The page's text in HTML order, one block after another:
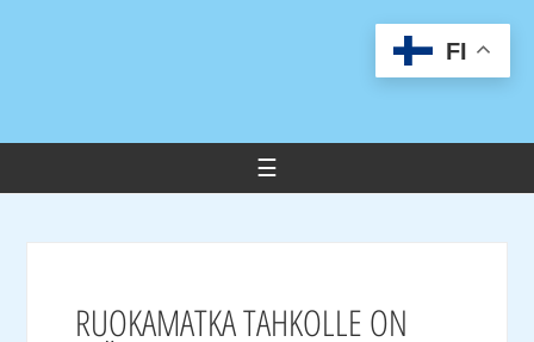
RUOKAMATKA TAHKOLLE ON
FI